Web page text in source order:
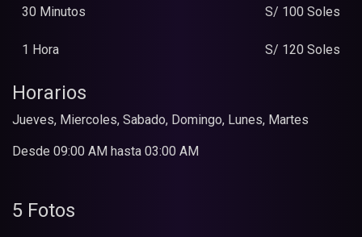
30 Minutos S/ 100 Soles
1 Hora S/ 120 Soles
Horarios
Jueves, Miercoles, Sabado, Domingo, Lunes, Martes
Desde 09:00 AM hasta 03:00 AM
5 Fotos